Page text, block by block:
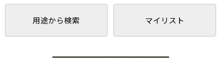
用途から検索 マイリスト